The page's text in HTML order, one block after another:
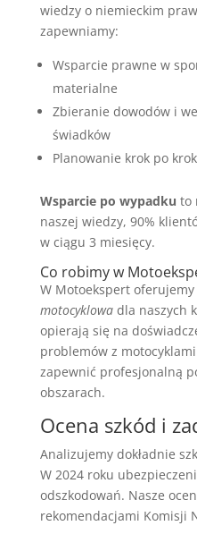
wiedzy o niemieckim
zapewniamy:
Wsparcie prawne w
materialne
Zbieranie dowodów i
świadków
Planowanie krok po
Wsparcie po wypadku to
naszej wiedzy, 90%
w ciągu 3 miesięcy.
Co robimy w
W Motoekspert
motocyklowadla naszych
opierają się na
problemów z
zapewnić profesjonalną
obszarach.
Ocena szkód i
Analizujemy dokładnie
W 2024 roku
odszkodowań. Nasze
rekomendacjami Komisji